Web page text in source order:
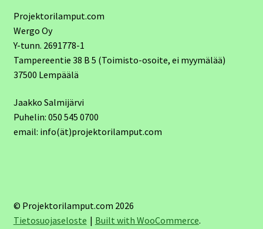
Projektorilamput.com
Wergo Oy
Y-tunn. 2691778-1
Tampereentie 38 B 5 (Toimisto-osoite, ei myymälää)
37500 Lempäälä
Jaakko Salmijärvi
Puhelin: 050 545 0700
email: info(ät)projektorilamput.com
© Projektorilamput.com 2026
Tietosuojaseloste
Built with WooCommerce.